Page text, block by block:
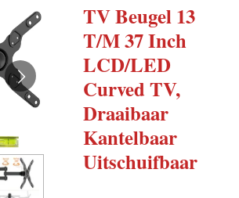
TV Beugel 13
T/M 37 Inch
LCD/LED
Curved TV,
Draaibaar
Kantelbaar
Uitschuifbaar